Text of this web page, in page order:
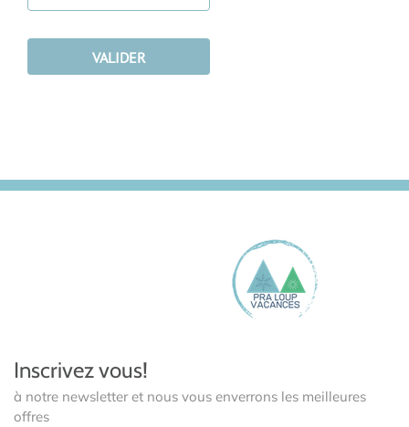
Inscrivez vous!
à notre newsletter et nous vous enverrons les meilleures
offres